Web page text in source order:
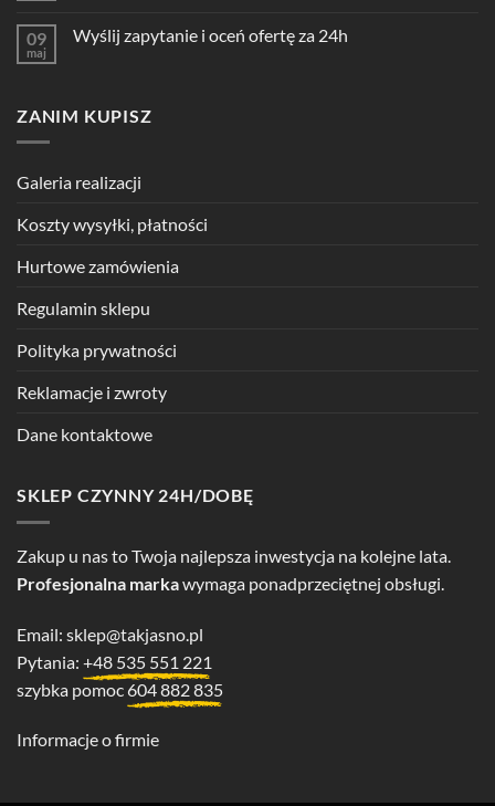
09
maj
Wyślij zapytanie i oceń ofertę za 24h
ZANIM KUPISZ
Galeria realizacji
Koszty wysyłki, płatności
Hurtowe zamówienia
Regulamin sklepu
Polityka prywatności
Reklamacje i zwroty
Dane kontaktowe
SKLEP CZYNNY 24H/DOBĘ
Zakup u nas to Twoja najlepsza inwestycja na kolejne lata.
Profesjonalna markawymaga ponadprzeciętnej obsługi.
Email: sklep@takjasno.pl
Pytania: +48 535 551 221
szybka pomoc 604 882 835
Informacje o firmie